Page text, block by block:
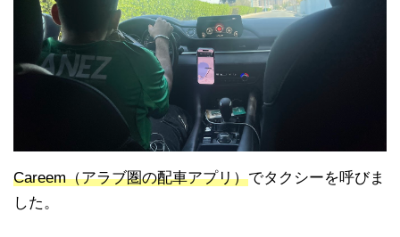
Careem（アラブ圏の配車アプリ）でタクシーを呼びま
した。